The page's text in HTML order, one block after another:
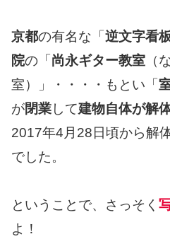
京都の有名な「 逆文字看板
院の「 尚永ギター教室 （
室）」・・・・もとい「
が閉業して建物自体が解
2017年4月28日頃から解
でした。
ということで、さっそく
よ！